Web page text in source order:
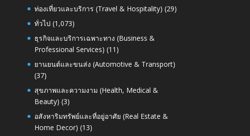
ท่องเที่ยวและบริการ (Travel & Hospitality) (29)
ทั่วไป (1,073)
ธุรกิจและบริการเฉพาะทาง (Business &
Professional Services) (11)
ยานยนต์และขนส่ง (Automotive & Transport)
(37)
สุขภาพและความงาม (Health, Medical &
Beauty) (3)
อสังหาริมทรัพย์และที่อยู่อาศัย (Real Estate &
Home Decor) (13)